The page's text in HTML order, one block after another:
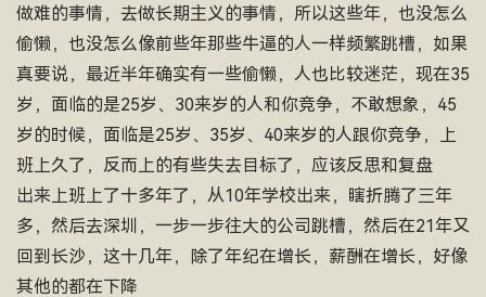
做难的事情，去做长期主义的事情，所以这些年，也没怎么
偷懒，也没怎么像前些年那些牛逼的人一样频繁跳槽，如果
真要说，最近半年确实有一些偷懒，人也比较迷茫，现在35
岁，面临的是25岁、30来岁的人和你竞争，不敢想象，45
岁的时候，面临是25岁、35岁、40来岁的人跟你竞争，上
班上久了，反而上的有些失去目标了，应该反思和复盘
出来上班上了十多年了，从10年学校出来，瞎折腾了三年
多，然后去深圳，一步一步往大的公司跳槽，然后在21年又
回到长沙，这十几年，除了年纪在增长，薪酬在增长，好像
其他的都在下降